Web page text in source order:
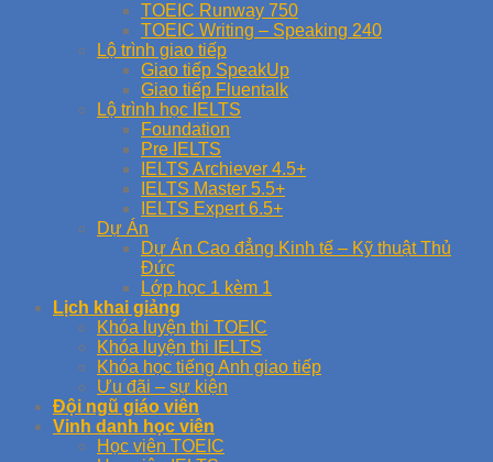
TOEIC Runway 750
TOEIC Writing – Speaking 240
Lộ trình giao tiếp
Giao tiếp SpeakUp
Giao tiếp Fluentalk
Lộ trình học IELTS
Foundation
Pre IELTS
IELTS Archiever 4.5+
IELTS Master 5.5+
IELTS Expert 6.5+
Dự Án
Dự Án Cao đẳng Kinh tế – Kỹ thuật Thủ
Đức
Lớp học 1 kèm 1
Lịch khai giảng
Khóa luyện thi TOEIC
Khóa luyện thi IELTS
Khóa học tiếng Anh giao tiếp
Ưu đãi – sự kiện
Đội ngũ giáo viên
Vinh danh học viên
Học viên TOEIC